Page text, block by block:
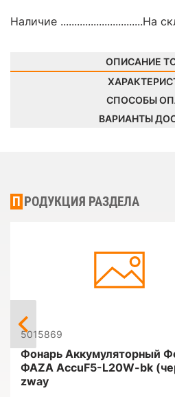
Наличие ..............................На
ОПИСАНИЕ
СПОСОБЫ
ВАРИАНТЫ
ПРОДУКЦИЯ РАЗДЕЛА
5015869
Фонарь Аккумуляторный
ФАZА AccuF5-L20W-bk
zway